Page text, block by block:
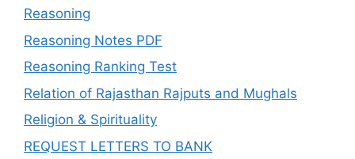
Reasoning
Reasoning Notes PDF
Reasoning Ranking Test
Relation of Rajasthan Rajputs and Mughals
Religion & Spirituality
REQUEST LETTERS TO BANK